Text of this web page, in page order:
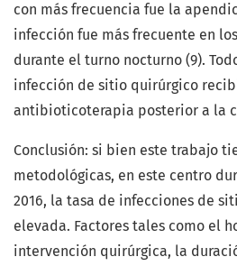
con más frecuencia fue la
infección fue más frecuente en
durante el turno nocturno (9).
infección de sitio quirúrgico
antibioticoterapia posterior a la
Conclusión: si bien este trabajo
metodológicas, en este centro
2016, la tasa de infecciones de
elevada. Factores tales como el
intervención quirúrgica, la